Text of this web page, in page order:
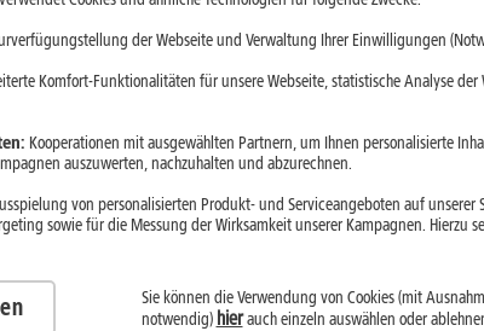
der Webseite und Verwaltung Ihrer Einwilligungen
Komfort-Funktionalitäten für unsere Webseite, statistische Analyse
Kooperationen mit ausgewählten Partnern, um Ihnen personalisierte
auszuwerten, nachzuhalten und abzurechnen.
von personalisierten Produkt- und Serviceangeboten auf unserer
sowie für die Messung der Wirksamkeit unserer Kampagnen. Hierzu
Sie können die Verwendung von Cookies (mit
notwendig) hierauch einzeln auswählen oder